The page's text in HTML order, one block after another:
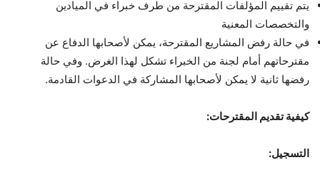
يتم تقييم المؤلفات المقترحة من طرف خبراء في الميادين
والتخصصات المعنية
في حالة رفض المشاريع المقترحة، يمكن لأصحابها الدفاع عن
مقترحاتهم أمام لجنة من الخبراء تشكل لهذا الغرض. وفي حالة
رفضها ثانية لا يمكن لأصحابها المشاركة في الدعوات القادمة.
كيفية تقديم المقترحات:
التسجيل: